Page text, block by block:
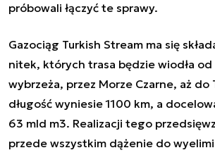
próbowali łączyć te sprawy.
Gazociąg Turkish Stream ma się
nitek, których trasa będzie wiodła
wybrzeża, przez Morze Czarne, aż do
długość wyniesie 1100 km, a
63 mld m3. Realizacji tego
przede wszystkim dążenie do